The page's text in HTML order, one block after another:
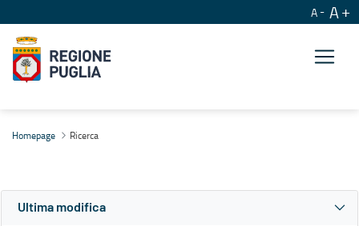
A A
Homepage Ricerca
Ultima modifica